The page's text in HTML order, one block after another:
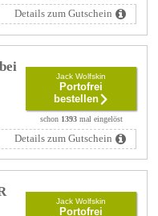
Details zum Gutschein
Jack Wolfskin
Portofrei
bestellen
schon 1393mal eingelöst
Details zum Gutschein
Jack Wolfskin
Portofrei